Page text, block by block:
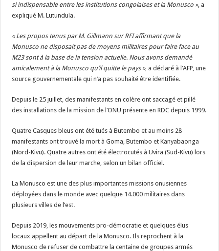
si indispensable entre les institutions congolaises et la Monusco », a
expliqué M. Lutundula.
« Les propos tenus par M. Gillmann sur RFI affirmant que la
Monusco ne disposait pas de moyens militaires pour faire face au
M23 sont à la base de la tension actuelle. Nous avons demandé
amicalement à la Monusco qu’il quitte le pays », a déclaré à l’AFP, une
source gouvernementale qui n’a pas souhaité être identifiée.
Depuis le 25 juillet, des manifestants en colère ont saccagé et pillé
des installations de la mission de l’ONU présente en RDC depuis 1999.
Quatre Casques bleus ont été tués à Butembo et au moins 28
manifestants ont trouvé la mort à Goma, Butembo et Kanyabaonga
(Nord-Kivu). Quatre autres ont été électrocutés à Uvira (Sud-Kivu) lors
de la dispersion de leur marche, selon un bilan officiel.
La Monusco est une des plus importantes missions onusiennes
déployées dans le monde avec quelque 14.000 militaires dans
plusieurs villes de l’est.
Depuis 2019, les mouvements pro-démocratie et quelques élus
locaux appellent au départ de la Monusco. Ils reprochent à la
Monusco de refuser de combattre la centaine de groupes armés